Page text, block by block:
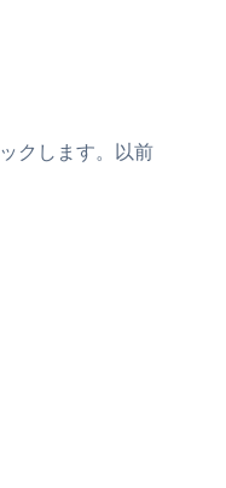
クします。以前